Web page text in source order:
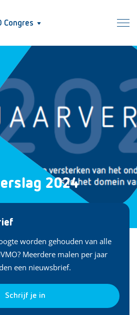
Congres
2024
worden gehouden van alle
Meerdere malen per jaar
een nieuwsbrief.
Schrijf je in